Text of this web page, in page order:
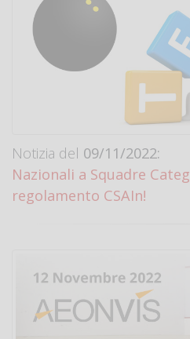
Notizia del 09/11/2022:
Nazionali a Squadre
regolamento CSAIn!